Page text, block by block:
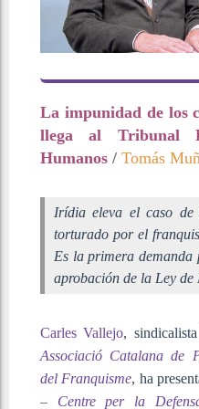
La impunidad de los
llega al Tribunal
Humanos / Tomás
Irídia eleva el caso de
torturado por el
Es la primera
aprobación de la Ley
Carles Vallejo,
Associació Catalana de
del Franquisme, ha
– Centre per la